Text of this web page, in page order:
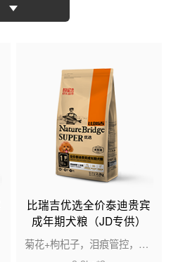
比瑞吉优选全价泰迪贵宾
成年期犬粮（JD专供）
菊花+枸杞子，泪痕管控，眼睛有神